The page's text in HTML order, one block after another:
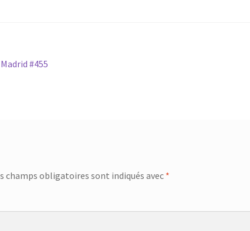
#455
champs obligatoires sont indiqués avec *